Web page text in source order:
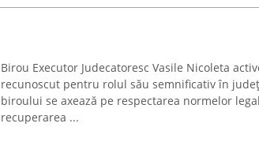
Birou Executor Judecatoresc Vasile Nicoleta
recunoscut pentru rolul său semnificativ în
biroului se axează pe respectarea normelor
recuperarea ...